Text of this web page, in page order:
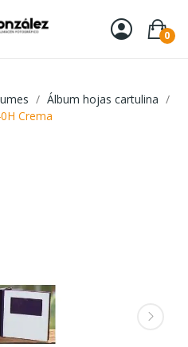
0
Álbum hojas cartulina
Crema